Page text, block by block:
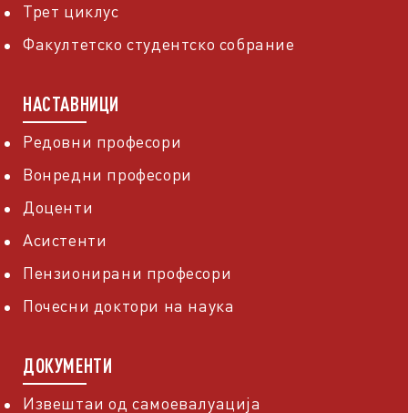
Трет циклус
Факултетско студентско собрание
НАСТАВНИЦИ
Редовни професори
Вонредни професори
Доценти
Асистенти
Пензионирани професори
Почесни доктори на наука
ДОКУМЕНТИ
Извештаи од самоевалуација